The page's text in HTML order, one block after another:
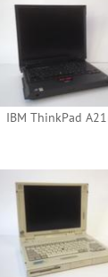
IBM ThinkPad